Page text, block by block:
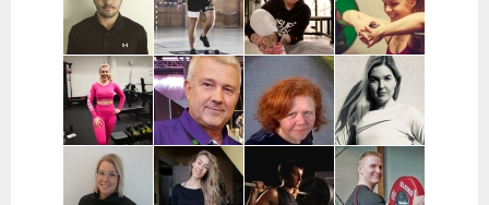
Hollola, Lahti,
Lammi
Suomi, Turku
Pohjanmaa
Joni Vuopio |
Pääkaupunkiseutu
Luukas Tukia |
Helsinki
Heli Toro |
Riihimäki,
Hyvinkää,
Hausjärvi,
Loppi,
Janakkala
Tanja Juntunen |
Päijät-Häme ja
Pääkaupunkiseutu
Charlotta
Grönberg |
Pääkaupunkiseutu
Stefan
Westerback |
Pääkaupunkiseutu
Eeva Nuutinen |
Pääkaupunkiseutu
ja Muu Suomi
Routa
Training |
Helsinki ja